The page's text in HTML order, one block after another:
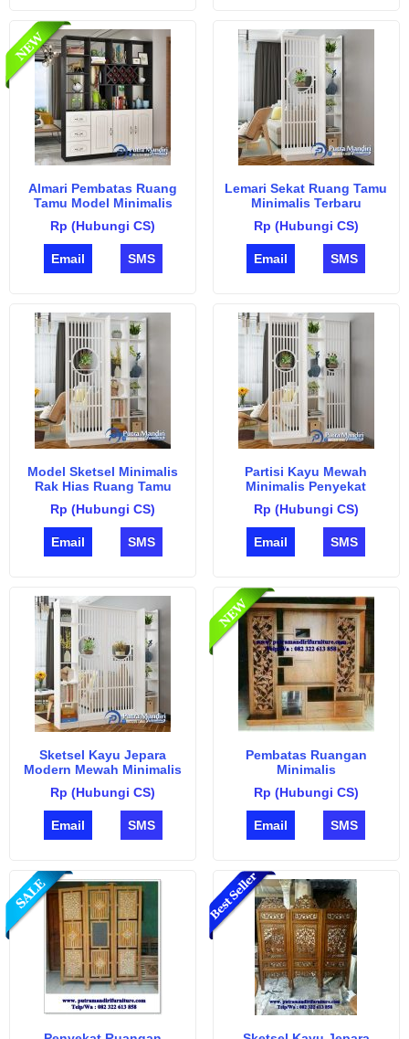
Almari Pembatas Ruang
Tamu Model Minimalis
Rp (Hubungi CS)
Email SMS
Lemari Sekat Ruang Tamu
Minimalis Terbaru
Rp (Hubungi CS)
Email SMS
Model Sketsel Minimalis
Rak Hias Ruang Tamu
Rp (Hubungi CS)
Email SMS
Partisi Kayu Mewah
Minimalis Penyekat
Rp (Hubungi CS)
Email SMS
Sketsel Kayu Jepara
Modern Mewah Minimalis
Rp (Hubungi CS)
Email SMS
Pembatas Ruangan
Minimalis
Rp (Hubungi CS)
Email SMS